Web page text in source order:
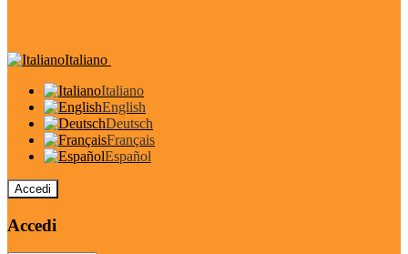
Italiano
Italiano
English
Deutsch
Français
Español
Accedi
Accedi